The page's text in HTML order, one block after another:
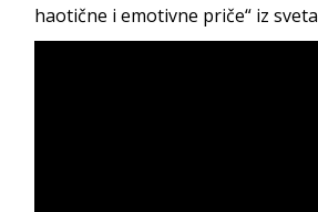
haotične i emotivne priče“ iz